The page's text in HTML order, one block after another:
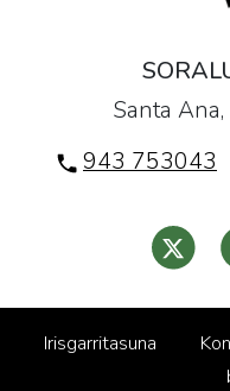
Santa
943 753043
Irisgarritasuna